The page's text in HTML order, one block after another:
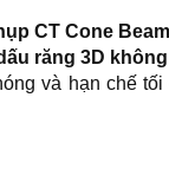
CT Cone
răng 3D
và hạn chế